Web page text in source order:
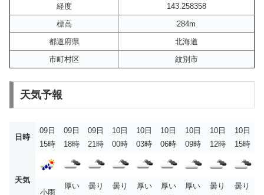
経度
143.258358
標高
284m
都道府県
北海道
市町村区
紋別市
天気予報
日時
09日
15時
09日
18時
09日
21時
10日
00時
10日
03時
10日
06時
10日
09時
10日
12時
10日
15時
天気
小雨
厚い
曇り
曇り
厚い
厚い
厚い
曇り
曇り